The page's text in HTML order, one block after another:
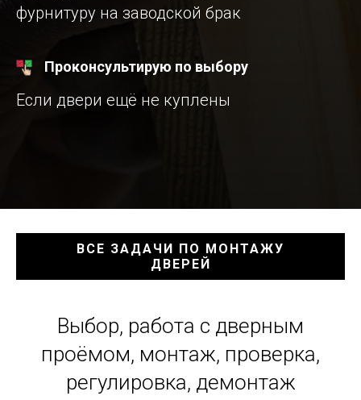
фурнитуру на заводской брак
Проконсультирую по выбору
Если двери ещё не куплены
ВСЕ ЗАДАЧИ ПО МОНТАЖУ
ДВЕРЕЙ
Выбор, работа с дверным
проёмом, монтаж, проверка,
регулировка, демонтаж